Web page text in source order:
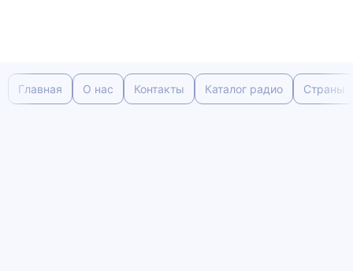
Главная О нас Контакты Каталог радио Страны